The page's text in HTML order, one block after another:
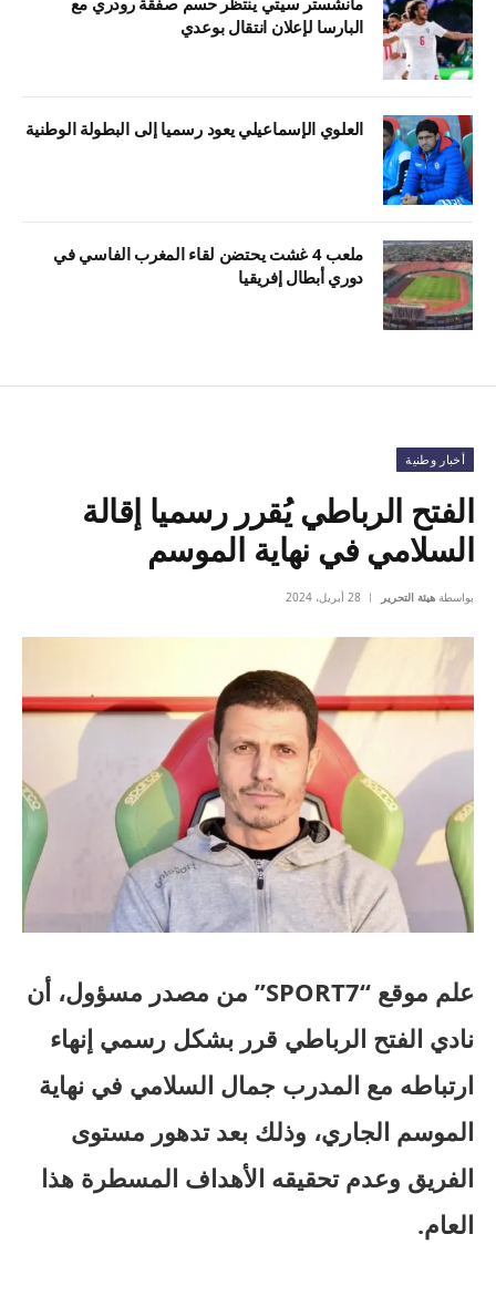
البارسا لإعلان انتقال بوعدي
العلوي الإسماعيلي يعود رسميا إلى البطولة الوطنية
ملعب 4 غشت يحتضن لقاء المغرب الفاسي في
دوري أبطال إفريقيا
أخبار وطنية
الفتح الرباطي يُقرر رسميا إقالة
السلامي في نهاية الموسم
بواسطة هيئة التحرير 28 أبريل، 2024
علم موقع “SPORT7” من مصدر مسؤول، أن
نادي الفتح الرباطي قرر بشكل رسمي إنهاء
ارتباطه مع المدرب جمال السلامي في نهاية
الموسم الجاري، وذلك بعد تدهور مستوى
الفريق وعدم تحقيقه الأهداف المسطرة هذا
العام.